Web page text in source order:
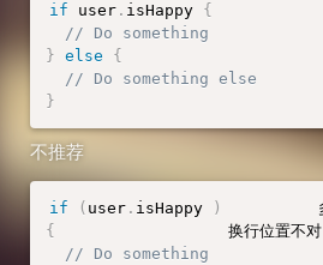
if user . isHappy {
// Do something
} else
{
// Do something else
}
不推荐
if ( user . isHappy )
{
                  换行位置不对
// Do something